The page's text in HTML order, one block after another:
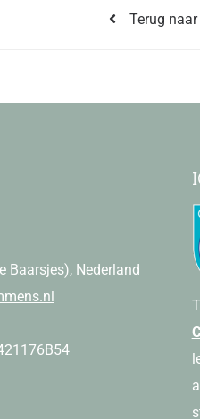
Terug
Baarsjes), Nederland